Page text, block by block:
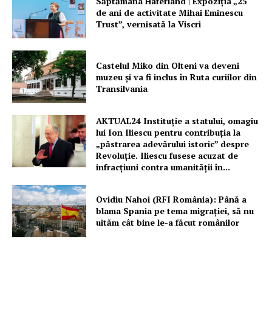
de ani de activitate Mihai Eminescu
Trust”, vernisată la Viscri
Castelul Miko din Olteni va deveni
muzeu şi va fi inclus în Ruta curiilor din
Transilvania
AKTUAL24 Instituție a statului, omagiu
lui Ion Iliescu pentru contribuția la
„păstrarea adevărului istoric” despre
Revoluție. Iliescu fusese acuzat de
infracțiuni contra umanității în...
Ovidiu Nahoi (RFI România): Până a
blama Spania pe tema migrației, să nu
uităm cât bine le-a făcut românilor